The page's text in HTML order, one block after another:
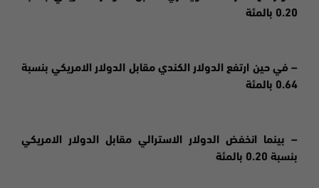
0.20 بالمئة
– في حين ارتفع الدولار الكندي مقابل الدولار الامريكي بنسبة
0.64 بالمئة
– بينما انخفض الدولار الاسترالي مقابل الدولار الامريكي
بنسبة 0.20 بالمئة